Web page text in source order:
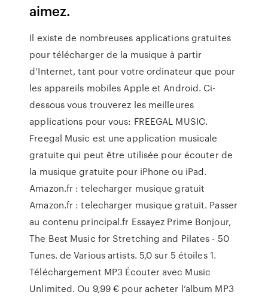
aimez.
Il existe de nombreuses applications gratuites
pour télécharger de la musique à partir
d’Internet, tant pour votre ordinateur que pour
les appareils mobiles Apple et Android. Ci-
dessous vous trouverez les meilleures
applications pour vous: FREEGAL MUSIC.
Freegal Music est une application musicale
gratuite qui peut être utilisée pour écouter de
la musique gratuite pour iPhone ou iPad.
Amazon.fr : telecharger musique gratuit
Amazon.fr : telecharger musique gratuit. Passer
au contenu principal.fr Essayez Prime Bonjour,
The Best Music for Stretching and Pilates - 50
Tunes. de Various artists. 5,0 sur 5 étoiles 1.
Téléchargement MP3 Écouter avec Music
Unlimited. Ou 9,99 € pour acheter l’album MP3